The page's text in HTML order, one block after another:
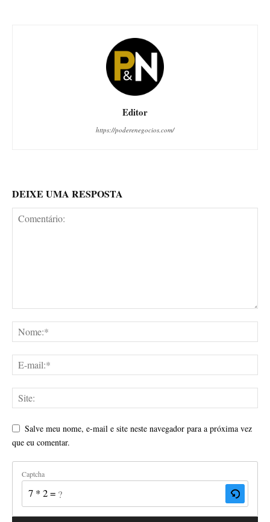
Editor
https://poderenegocios.com/
DEIXE UMA RESPOSTA
Salve meu nome, e-mail e site neste navegador para a próxima vez
que eu comentar.
Captcha
7 * 2 = ?